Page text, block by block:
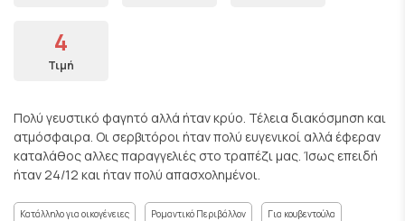
4
Τιμή
Πολύ γευστικό φαγητό αλλά ήταν κρύο. Τέλεια διακόσμηση και
ατμόσφαιρα. Οι σερβιτόροι ήταν πολύ ευγενικοί αλλά έφεραν
καταλάθος αλλες παραγγελιές στο τραπέζι μας. Ίσως επειδή
ήταν 24/12 και ήταν πολύ απασχολημένοι.
Κατάλληλο για οικογένειες Ρομαντικό Περιβάλλον Για κουβεντούλα